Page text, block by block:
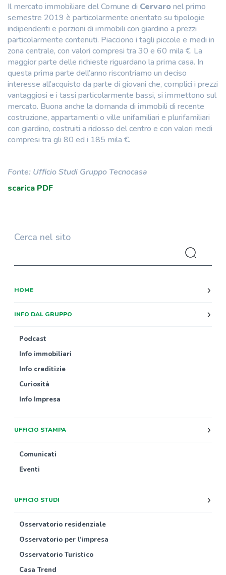
Il mercato immobiliare del Comune di Cervaronel primo
semestre 2019 è particolarmente orientato su tipologie
indipendenti e porzioni di immobili con giardino a prezzi
particolarmente contenuti. Piacciono i tagli piccole e medi in
zona centrale, con valori compresi tra 30 e 60 mila €. La
maggior parte delle richieste riguardano la prima casa. In
questa prima parte dell’anno riscontriamo un deciso
interesse all’acquisto da parte di giovani che, complici i prezzi
vantaggiosi e i tassi particolarmente bassi, si immettono sul
mercato. Buona anche la domanda di immobili di recente
costruzione, appartamenti o ville unifamiliari e plurifamiliari
con giardino, costruiti a ridosso del centro e con valori medi
compresi tra gli 80 ed i 185 mila €.
Fonte: Ufficio Studi Gruppo Tecnocasa
scarica PDF
Cerca nel sito
HOME
INFO DAL GRUPPO
Podcast
Info immobiliari
Info creditizie
Curiosità
Info Impresa
UFFICIO STAMPA
Comunicati
Eventi
UFFICIO STUDI
Osservatorio residenziale
Osservatorio per l’impresa
Osservatorio Turistico
Casa Trend